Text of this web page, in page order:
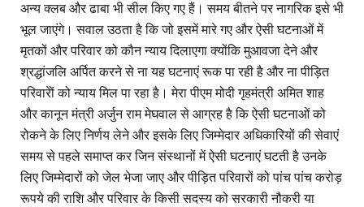
अन्य क्लब और ढाबा भी सील किए गए हैं। समय बीतने पर नागरिक इसे भी
भूल जाएंगे। सवाल उठता है कि जो इसमें मारे गए और ऐसी घटनाओं में
मृतकों और परिवार को कौन न्याय दिलाएगा क्योंकि मुआवजा देने और
श्रद्धांजलि अर्पित करने से ना यह घटनाएं रूक पा रही है और ना पीड़ित
परिवारेों को न्याय मिल पा रहा है। मेरा पीएम मोदी गृहमंत्री अमित शाह
और कानून मंत्री अर्जुन राम मेघवाल से आग्रह है कि ऐसी घटनाओं को
रोकने के लिए निर्णय लेने और इसके लिए जिम्मेदार अधिकारियों की सेवाएं
समय से पहले समाप्त कर जिन संस्थानों में ऐसी घटनाएं घटती है उनके
लिए जिम्मेदारों को जेल भेजा जाए और पीड़ित परिवारों को पांच पांच करोड़
रूपये की राशि और परिवार के किसी सदस्य को सरकारी नौकरी या